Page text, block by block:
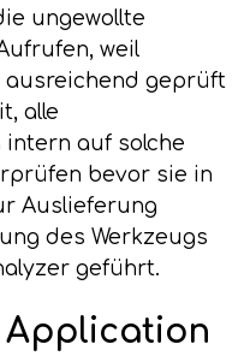
ungewollte
weil
ausreichend geprüft
alle
intern auf solche
bevor sie in
Auslieferung
des Werkzeugs
geführt.
Application